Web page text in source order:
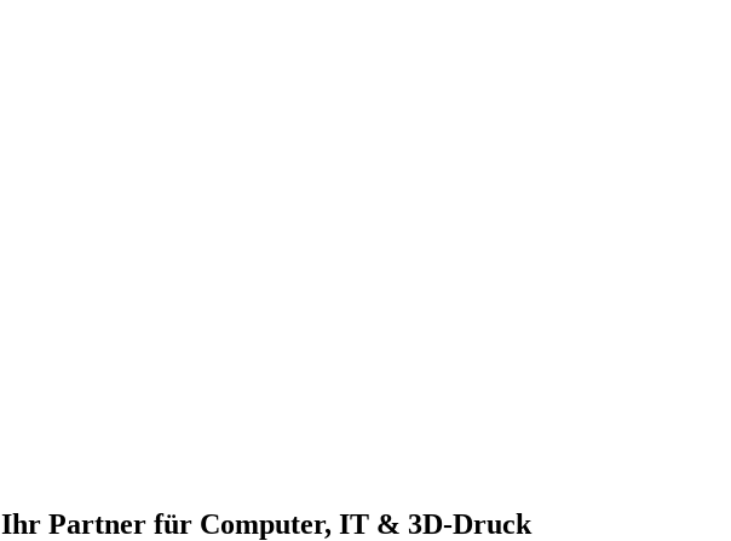
Ihr Partner für Computer, IT & 3D-Druck